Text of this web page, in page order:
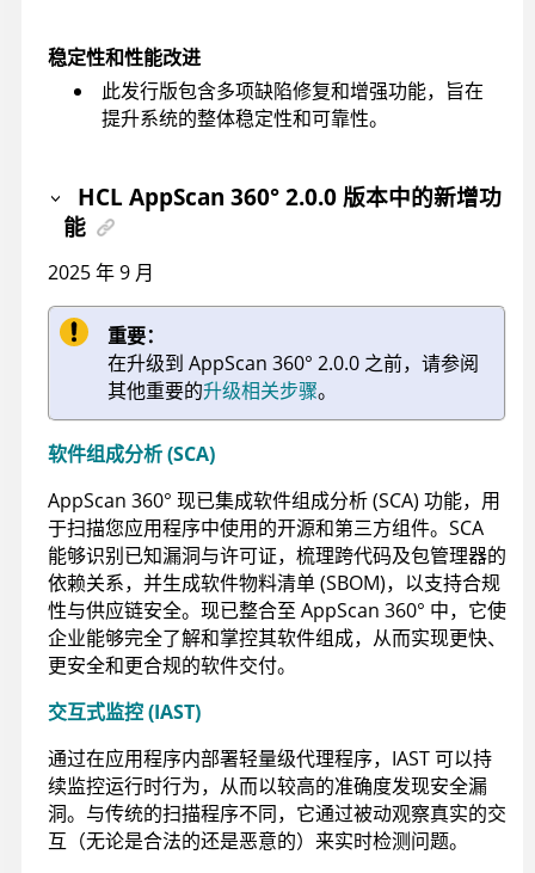
稳定性和性能改进
此发行版包含多项缺陷修复和增强功能，旨在
提升系统的整体稳定性和可靠性。
HCL AppScan 360° 2.0.0 版本中的新增功
能
2025 年 9 月
重要：
在升级到 AppScan 360° 2.0.0 之前，请参阅
其他重要的升级相关步骤。
软件组成分析 (SCA)
AppScan 360° 现已集成软件组成分析 (SCA) 功能，用
于扫描您应用程序中使用的开源和第三方组件。SCA
能够识别已知漏洞与许可证，梳理跨代码及包管理器的
依赖关系，并生成软件物料清单 (SBOM)，以支持合规
性与供应链安全。现已整合至AppScan 360° 中，它使
企业能够完全了解和掌控其软件组成，从而实现更快、
更安全和更合规的软件交付。
交互式监控 (IAST)
通过在应用程序内部署轻量级代理程序，IAST 可以持
续监控运行时行为，从而以较高的准确度发现安全漏
洞。与传统的扫描程序不同，它通过被动观察真实的交
互（无论是合法的还是恶意的）来实时检测问题。